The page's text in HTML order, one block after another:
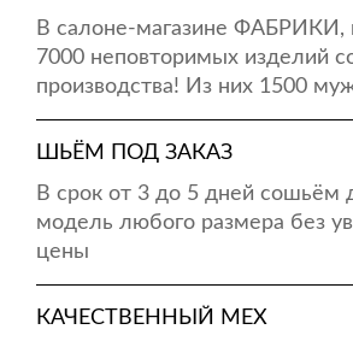
В салоне-магазине ФАБРИКИ,
7000 неповторимых изделий
производства! Из них 1500
ШЬЁМ ПОД ЗАКАЗ
В срок от 3 до 5 дней сошьём
модель любого размера без
цены
КАЧЕСТВЕННЫЙ МЕХ